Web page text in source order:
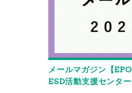
メールマガジン【
ESD活動支援センタ